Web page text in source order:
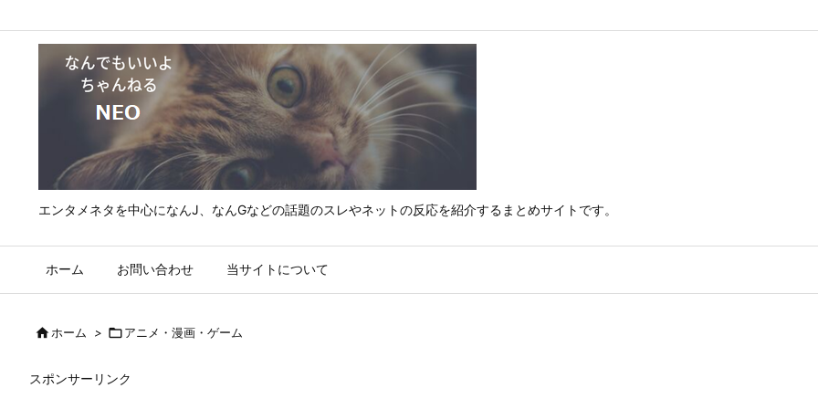
エンタメネタを中心になんJ、なんGなどの話題のスレやネットの反応を紹介するまとめサイトです。
ホーム お問い合わせ 当サイトについて
ホーム > アニメ・漫画・ゲーム
スポンサーリンク